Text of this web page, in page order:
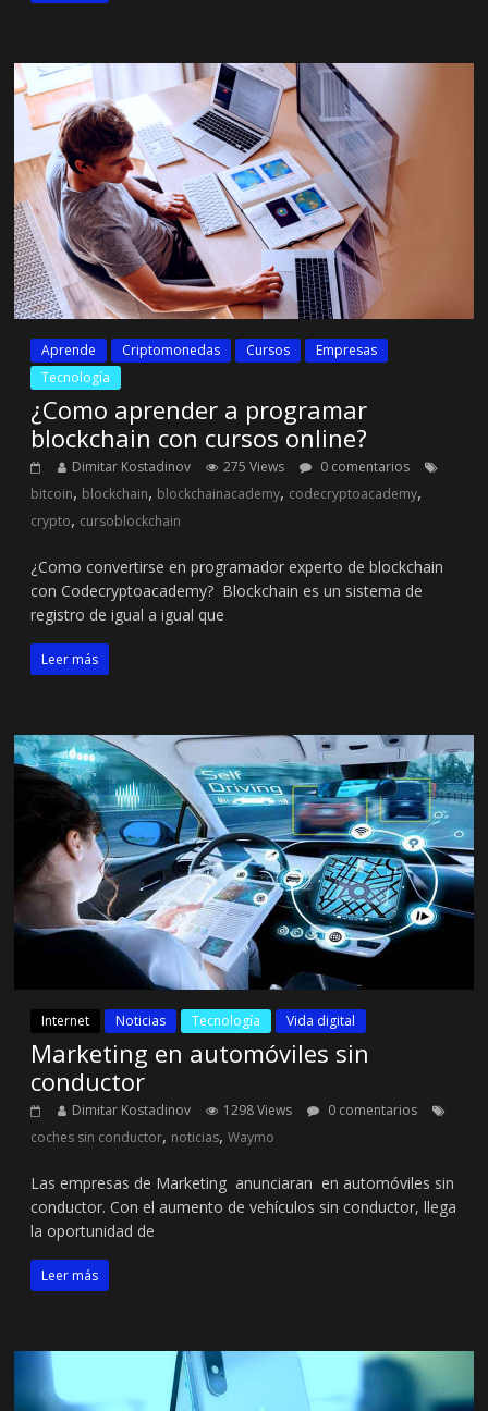
Aprende Criptomonedas Cursos
Empresas
Tecnología
¿Como aprender a programar
blockchain con cursos online?
Dimitar Kostadinov 275 Views
0 comentarios
bitcoin, blockchain, blockchainacademy, codecryptoacademy,
crypto, cursoblockchain
¿Como convertirse en programador experto de blockchain
con Codecryptoacademy? Blockchain es un sistema de
registro de igual a igual que
Leer más
Internet Noticias Tecnología Vida digital
Marketing en automóviles sin
conductor
Dimitar Kostadinov 1298 Views
0 comentarios
coches sin conductor, noticias,Waymo
Las empresas de Marketing anunciaran en automóviles sin
conductor. Con el aumento de vehículos sin conductor, llega
la oportunidad de
Leer más